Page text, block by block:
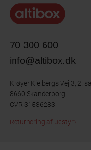
70 300 600
info@altibox.dk
Krøyer Kielbergs Vej 3, 2. sal
8660 Skanderborg
CVR 31586283
Returnering af udstyr?